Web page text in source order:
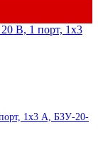
1x3 А, БЗУ-20-